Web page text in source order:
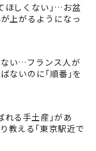
ほしくない｣…お盆
上がるようになっ
い…フランス人が
ないのに｢順番｣を
れる手土産｣があ
教える｢東京駅近で